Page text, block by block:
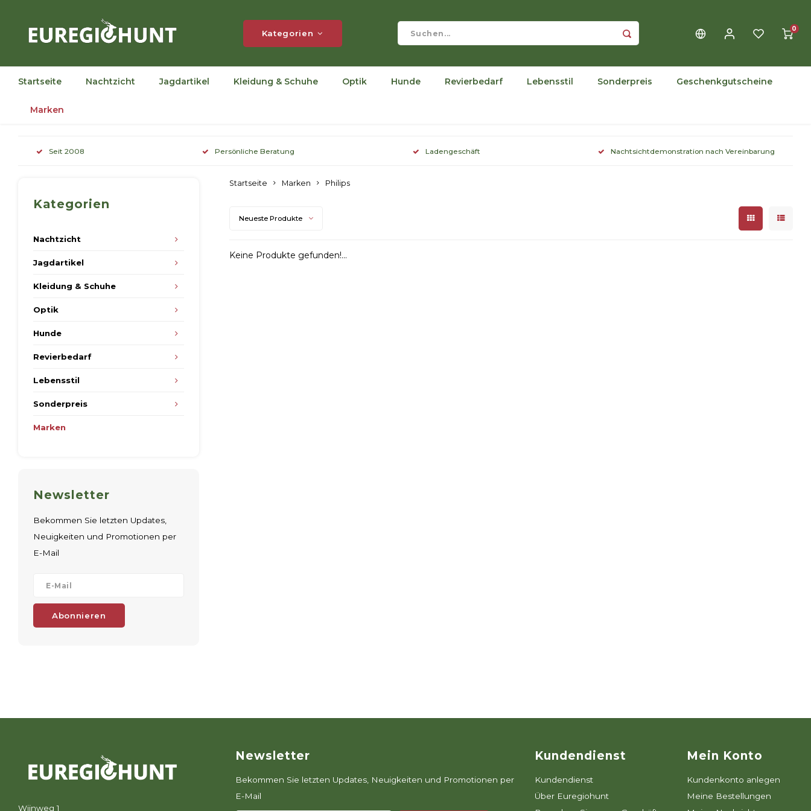
Kategorien 0
Startseite Nachtzicht Jagdartikel Kleidung & Schuhe Optik Hunde Revierbedarf Lebensstil Sonderpreis Geschenkgutscheine
Marken
Seit 2008 Persönliche Beratung Ladengeschäft Nachtsichtdemonstration nach Vereinbarung
Kategorien
Nachtzicht
Jagdartikel
Kleidung & Schuhe
Optik
Hunde
Revierbedarf
Lebensstil
Sonderpreis
Marken
Newsletter
Bekommen Sie letzten Updates,
Neuigkeiten und Promotionen per
E-Mail
Abonnieren
Startseite Marken Philips
Neueste Produkte
Keine Produkte gefunden!...
Wijnweg 1
Newsletter
Bekommen Sie letzten Updates, Neuigkeiten und Promotionen per
E-Mail
Kundendienst
Kundendienst
Über Euregiohunt
Mein Konto
Kundenkonto anlegen
Meine Bestellungen